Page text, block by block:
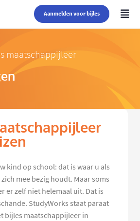
Aanmelden voor bijles
maatschappijleer
kind op school: dat is waar u als
mee bezig houdt. Maar soms
er zelf niet helemaal uit. Dat is
StudyWorks staat paraat
bijles maatschappijleer in